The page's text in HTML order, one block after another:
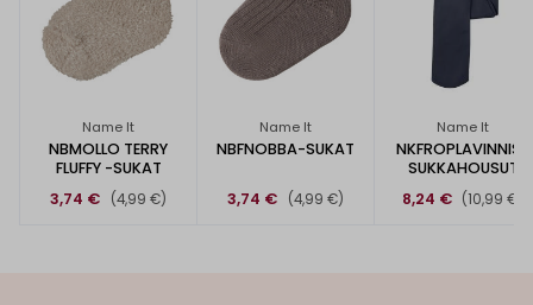
Name It
NBMOLLO TERRY
FLUFFY -SUKAT
3,74 €
(4,99 €)
Name It
NBFNOBBA-SUKAT
3,74 € (4,99 €)
Name It
NKFROPLAVINNIS-
SUKKAHOUSUT
8,24 € (10,99 €)